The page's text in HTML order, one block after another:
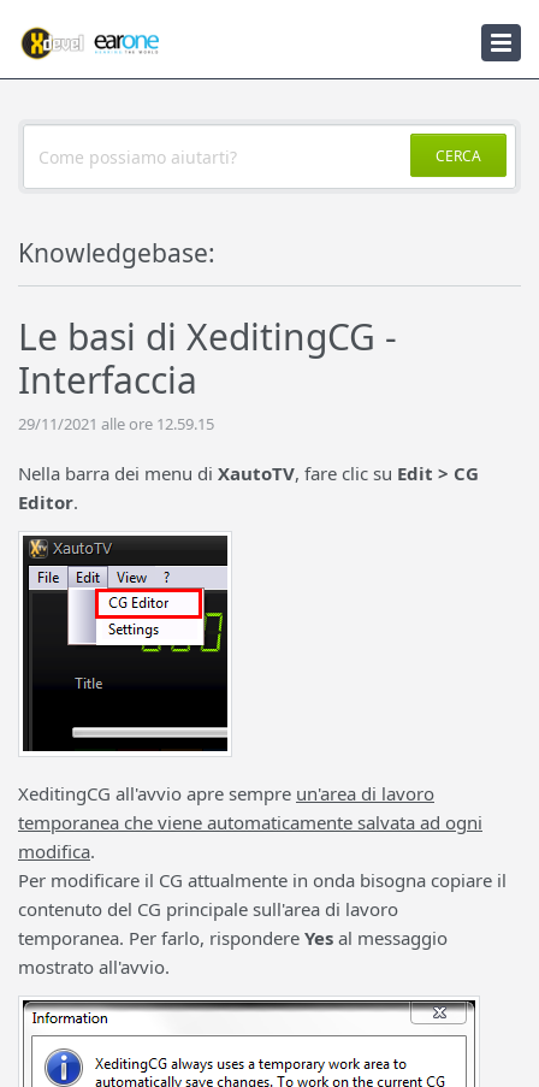
Notizie
CERCA
Knowledgebase:
Le basi di XeditingCG -
Interfaccia
29/11/2021 alle ore 12.59.15
Nella barra dei menu di XautoTV, fare clic su Edit > CG
Editor.
XeditingCG all'avvio apre sempre un'area di lavoro
temporanea che viene automaticamente salvata ad ogni
modifica.
Per modificare il CG attualmente in onda bisogna copiare il
contenuto del CG principale sull'area di lavoro
temporanea. Per farlo, rispondere Yes al messaggio
mostrato all'avvio.